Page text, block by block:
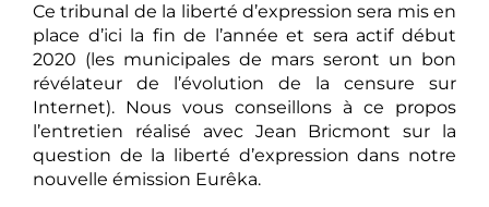
Ce tribunal de la liberté d’expression sera mis en
place d’ici la fin de l’année et sera actif début
2020 (les municipales de mars seront un bon
révélateur de l’évolution de la censure sur
Internet). Nous vous conseillons à ce propos
l’entretien réalisé avec Jean Bricmont sur la
question de la liberté d’expression dans notre
nouvelle émission Eurêka.